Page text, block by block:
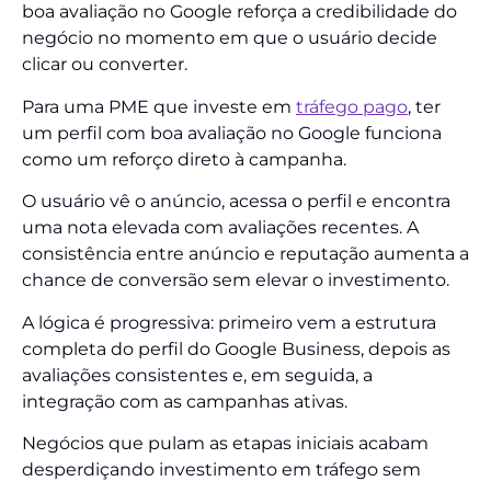
boa avaliação no Google reforça a credibilidade do
negócio no momento em que o usuário decide
clicar ou converter.
Para uma PME que investe em tráfego pago, ter
um perfil com boa avaliação no Google funciona
como um reforço direto à campanha.
O usuário vê o anúncio, acessa o perfil e encontra
uma nota elevada com avaliações recentes. A
consistência entre anúncio e reputação aumenta a
chance de conversão sem elevar o investimento.
A lógica é progressiva: primeiro vem a estrutura
completa do perfil do Google Business, depois as
avaliações consistentes e, em seguida, a
integração com as campanhas ativas.
Negócios que pulam as etapas iniciais acabam
desperdiçando investimento em tráfego sem